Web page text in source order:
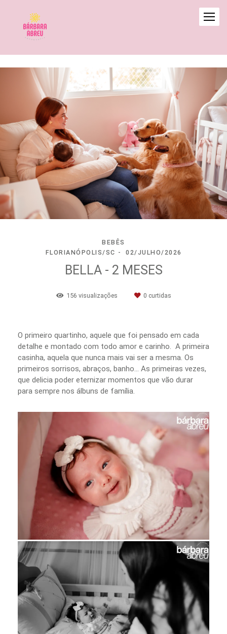
BEBÊS
FLORIANÓPOLIS/SC
02/JULHO/2026
BELLA - 2 MESES
156 visualizações 0 curtidas
O primeiro quartinho, aquele que foi pensado em cada
detalhe e montado com todo amor e carinho. A primeira
casinha, aquela que nunca mais vai ser a mesma. Os
primeiros sorrisos, abraços, banho… As primeiras vezes,
que delicia poder eternizar momentos que vão durar
para sempre nos álbuns de família.